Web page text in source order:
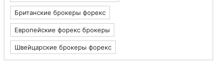
Британские брокеры форекс
Европейские форекс брокеры
Швейцарские брокеры форекс